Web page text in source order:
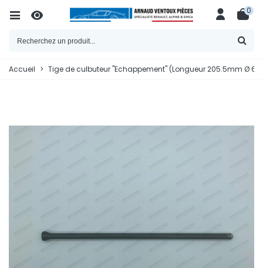
0
Accueil > Tige de culbuteur "Echappement" (Longueur 205.5mm Ø